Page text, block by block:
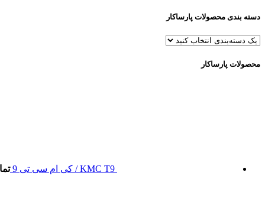
دسته بندی محصولات پارساکار
محصولات پارساکار
KMC T9 / کی ام سی تی 9